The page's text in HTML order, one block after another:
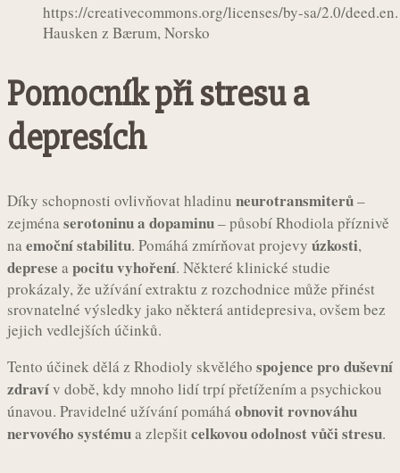
https://creativecommons.org/licenses/by-sa/2.0/
Hausken z Bærum, Norsko
Pomocník při stresu a
depresích
Díky schopnosti ovlivňovat hladinu neurotransmiterů–
zejménaserotoninu a dopaminu– působí Rhodiola příznivě
naemoční stabilitu. Pomáhá zmírňovat projevy úzkosti,
deprese apocitu vyhoření. Některé klinické studie
prokázaly, že užívání extraktu z rozchodnice může přinést
srovnatelné výsledky jako některá antidepresiva, ovšem bez
jejich vedlejších účinků.
Tento účinek dělá z Rhodioly skvělého spojence pro duševní
zdravív době, kdy mnoho lidí trpí přetížením a psychickou
únavou. Pravidelné užívání pomáháobnovit rovnováhu
nervového systémua zlepšitcelkovou odolnost vůči stresu.